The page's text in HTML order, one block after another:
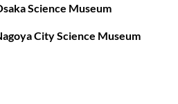
Science Museum
City Science Museum